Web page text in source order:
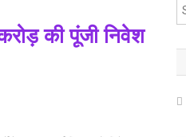
की पूंजी निवेश